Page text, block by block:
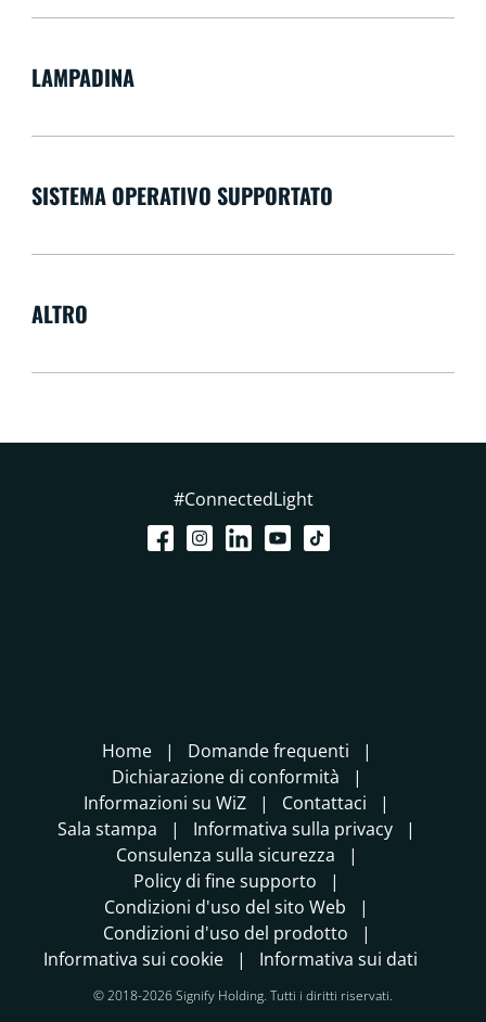
LAMPADINA
SISTEMA OPERATIVO SUPPORTATO
ALTRO
#ConnectedLight
Home
Domande frequenti
Dichiarazione di conformità
Informazioni su WiZ
Contattaci
Sala stampa
Informativa sulla privacy
Consulenza sulla sicurezza
Policy di fine supporto
Condizioni d'uso del sito Web
Condizioni d'uso del prodotto
Informativa sui cookie
Informativa sui dati
© 2018-2026 Signify Holding. Tutti i diritti riservati.